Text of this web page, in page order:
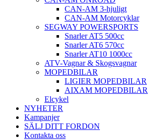
CAN-AM 3-hjuligt
CAN-AM Motorcyklar
SEGWAY POWERSPORTS
Snarler AT5 500cc
Snarler AT6 570cc
Snarler AT10 1000cc
ATV-Vagnar & Skogsvagnar
MOPEDBILAR
LIGIER MOPEDBILAR
AIXAM MOPEDBILAR
Elcykel
NYHETER
Kampanjer
SÄLJ DITT FORDON
Kontakta oss